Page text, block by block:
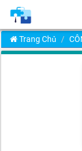
Trang Chủ